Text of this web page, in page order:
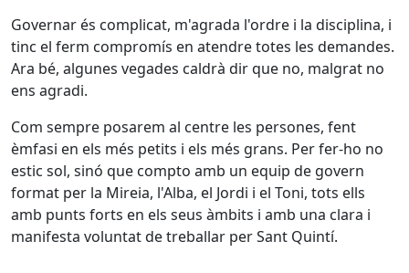
Governar és complicat, m'agrada l'ordre i la disciplina, i
tinc el ferm compromís en atendre totes les demandes.
Ara bé, algunes vegades caldrà dir que no, malgrat no
ens agradi.
Com sempre posarem al centre les persones, fent
èmfasi en els més petits i els més grans. Per fer-ho no
estic sol, sinó que compto amb un equip de govern
format per la Mireia, l'Alba, el Jordi i el Toni, tots ells
amb punts forts en els seus àmbits i amb una clara i
manifesta voluntat de treballar per Sant Quintí.